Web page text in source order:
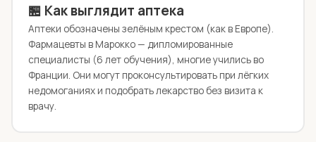
🏪 Как выглядит аптека
Аптеки обозначены зелёным крестом (как в Европе).
Фармацевты в Марокко — дипломированные
специалисты (6 лет обучения), многие учились во
Франции. Они могут проконсультировать при лёгких
недомоганиях и подобрать лекарство без визита к
врачу.